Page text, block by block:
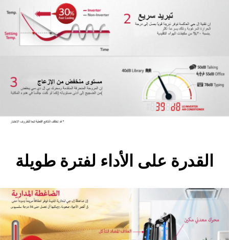
القدرة على الأداء لفترة طويلة